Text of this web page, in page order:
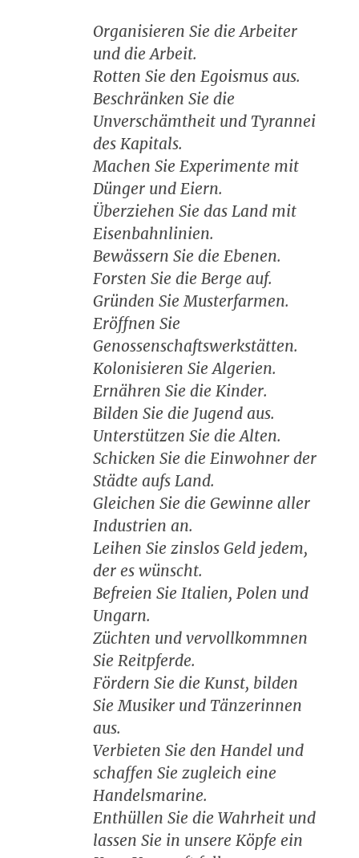
Organisieren Sie die Arbeiter
und die Arbeit.
Rotten Sie den Egoismus aus.
Beschränken Sie die
Unverschämtheit und Tyrannei
des Kapitals.
Machen Sie Experimente mit
Dünger und Eiern.
Überziehen Sie das Land mit
Eisenbahnlinien.
Bewässern Sie die Ebenen.
Forsten Sie die Berge auf.
Gründen Sie Musterfarmen.
Eröffnen Sie
Genossenschaftswerkstätten.
Kolonisieren Sie Algerien.
Ernähren Sie die Kinder.
Bilden Sie die Jugend aus.
Unterstützen Sie die Alten.
Schicken Sie die Einwohner der
Städte aufs Land.
Gleichen Sie die Gewinne aller
Industrien an.
Leihen Sie zinslos Geld jedem,
der es wünscht.
Befreien Sie Italien, Polen und
Ungarn.
Züchten und vervollkommnen
Sie Reitpferde.
Fördern Sie die Kunst, bilden
Sie Musiker und Tänzerinnen
aus.
Verbieten Sie den Handel und
schaffen Sie zugleich eine
Handelsmarine.
Enthüllen Sie die Wahrheit und
lassen Sie in unsere Köpfe ein